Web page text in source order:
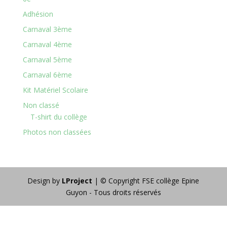
Adhésion
Carnaval 3ème
Carnaval 4ème
Carnaval 5ème
Carnaval 6ème
Kit Matériel Scolaire
Non classé
T-shirt du collège
Photos non classées
Design by LProject | © Copyright FSE collège Epine
Guyon - Tous droits réservés